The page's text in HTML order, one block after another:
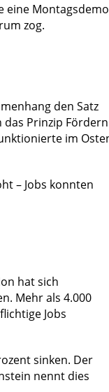
eine
zog.
den Satz
das Prinzip Fördern
im
– Jobs konnten
hat sich
Mehr als 4.000
Jobs
sinken. Der
nennt dies
Wofür bekommt